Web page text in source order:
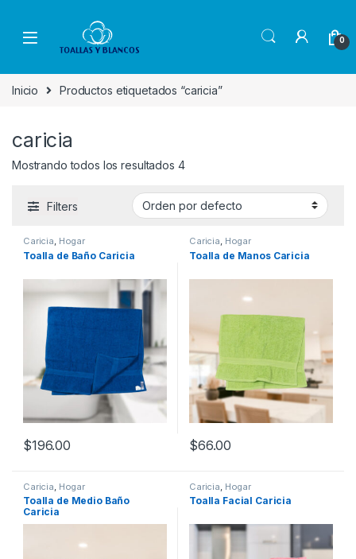
0
Inicio Productos etiquetados “caricia”
caricia
Mostrando todos los resultados 4
Filters
Caricia, Hogar
Toalla de Baño Caricia
$196.00
Caricia, Hogar
Toalla de Manos Caricia
$66.00
Caricia Hogar
Toalla de Medio Baño
Caricia
Caricia Hogar
Toalla Facial Caricia